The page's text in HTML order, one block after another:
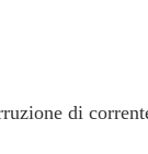
di